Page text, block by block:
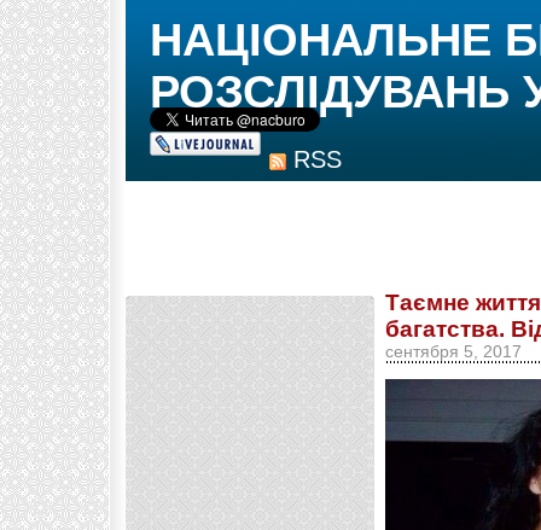
RSS
НАЦІОНАЛЬНЕ
РОЗСЛІДУВАНЬ
Таємне
багатства.
сентября 5, 2017